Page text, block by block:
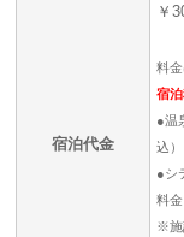
宿泊代金
￥
料
宿
●温
込
●シ
料
※施